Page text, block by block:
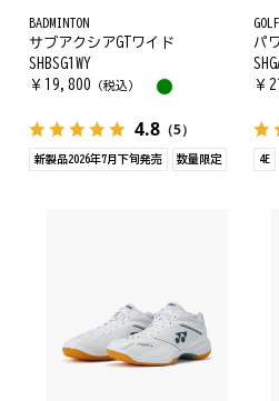
BADMINTON
サブアクシアGTワイド
SHBSG1WY
￥ 19,800 （税込）
4.8 （5）
新製品2026年7月下旬発売 数量限定
GOLF
パ
￥
4E